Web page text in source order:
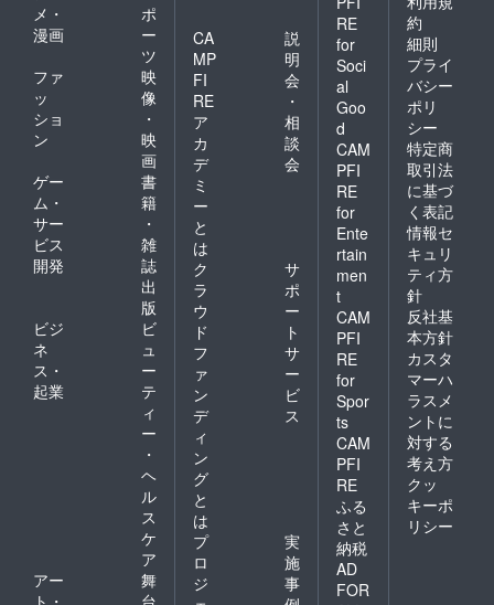
メ・
漫画
ポ
ー
ツ
ファ
ッ
ショ
ン
映
像
・
映
画
ゲー
ム・
サー
ビス
開発
書
籍
・
雑
誌
出
版
ビジ
ネ
ス・
起業
ビ
ュ
ー
テ
ィ
ー
・
ヘ
ル
ス
ケ
ア
アー
ト・
舞
台
CA
MP
FI
RE
ア
カ
デ
ミ
ー
と
は
説
明
会
・
相
談
会
ク
ラ
ウ
ド
フ
ァ
ン
デ
ィ
ン
グ
と
は
サ
ポ
ー
ト
サ
ー
ビ
ス
プ
ロ
ジ
実
施
事
RE
for
Soci
al
Goo
d
CAM
PFI
RE
for
Ente
rtain
men
t
CAM
PFI
RE
for
Spor
ts
CAM
PFI
RE
ふる
さと
納税
AD
FOR
約
細則
プライ
バシー
ポリ
シー
特定商
取引法
に基づ
く表記
情報セ
キュリ
ティ方
針
反社基
本方針
カスタ
マーハ
ラスメ
ントに
対する
考え方
クッ
キーポ
リシー